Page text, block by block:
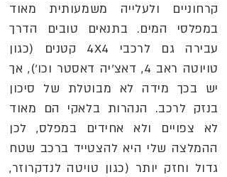
קרחוניים ולעלייה משמעותית מאוד
במפלסי המים. בתנאים טובים הדרך
עבירה גם לרכבי 4X4 קטנים (כגון
טויוטה ראב 4, דאצ'יה דאסטר וכו'), אך
יש בכך מידה לא מבוטלת של סיכון
בנזק לרכב. הנהרות בלאקי הם מאוד
לא צפויים ולא אחידים במפלס, לכן
ההמלצה שלי היא להצטייד ברכב שטח
גדול וחזק יותר (כגון טויטה לנדקרוזר,